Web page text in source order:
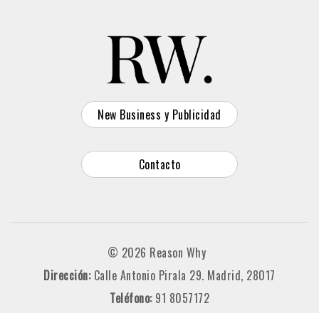
New Business y Publicidad
Contacto
© 2026 Reason Why
Dirección: Calle Antonio Pirala 29. Madrid, 28017
Teléfono: 91 8057172